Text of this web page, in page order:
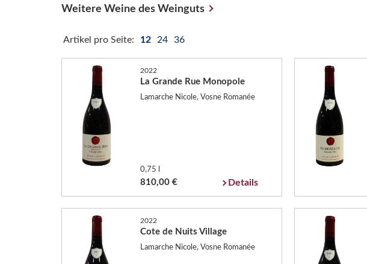
Weitere Weine des Weinguts
Artikel pro Seite: 12 24 36
2022
La Grande Rue Monopole
Lamarche Nicole, Vosne Romanée
0,75 l
810,00 € Details
2022
Cote de Nuits Village
Lamarche Nicole, Vosne Romanée